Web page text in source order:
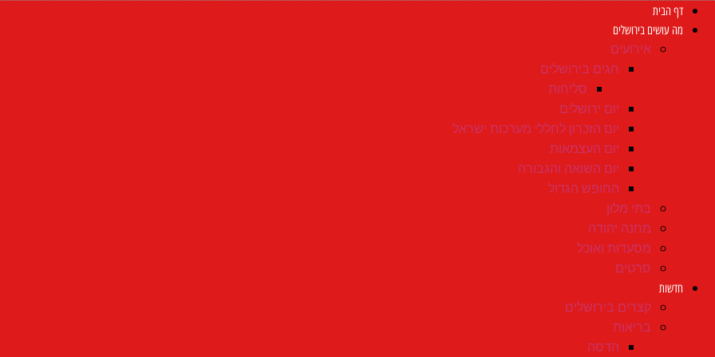
דף הבית
מה עושים בירושלים
אירועים
חגים בירושלים
סליחות
יום ירושלים
יום הזכרון לחללי מערכות ישראל
יום העצמאות
יום השואה והגבורה
החופש הגדול
בתי מלון
מחנה יהודה
מסעדות ואוכל
סרטים
חדשות
קצרים בירושלים
בריאות
הדסה